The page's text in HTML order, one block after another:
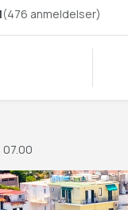
(476 anmeldelser)